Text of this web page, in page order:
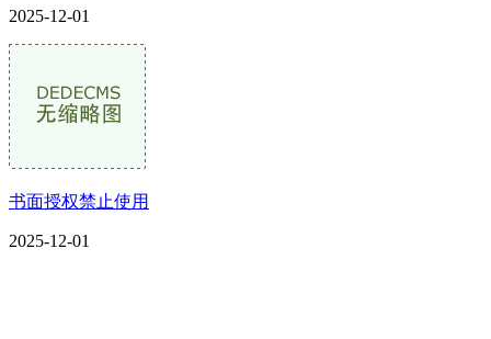
2025-12-01
书面授权禁止使用
2025-12-01